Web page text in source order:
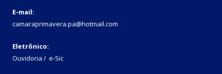
E-mail:
camaraprimavera.pa@hotmail.com
Eletrônico:
Ouvidoria / e-Sic